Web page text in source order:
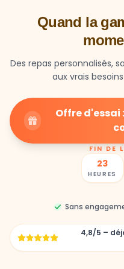
Quand la
Des repas personnalisés,
aux vrais
Offre d'essai
FIN DE
23
HEURES
Sans
4,8/5 –